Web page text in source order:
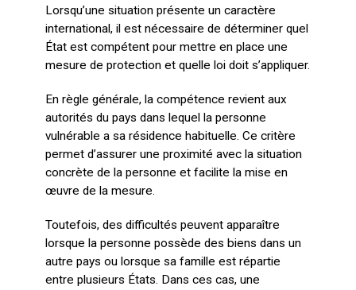
Lorsqu’une situation présente un caractère
international, il est nécessaire de déterminer quel
État est compétent pour mettre en place une
mesure de protection et quelle loi doit s’appliquer.
En règle générale, la compétence revient aux
autorités du pays dans lequel la personne
vulnérable a sa résidence habituelle. Ce critère
permet d’assurer une proximité avec la situation
concrète de la personne et facilite la mise en
œuvre de la mesure.
Toutefois, des difficultés peuvent apparaître
lorsque la personne possède des biens dans un
autre pays ou lorsque sa famille est répartie
entre plusieurs États. Dans ces cas, une